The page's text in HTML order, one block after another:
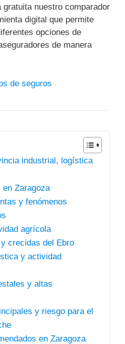
gratuita nuestro comparador
digital que permite
opciones de
de manera
de seguros
industrial, logística
Zaragoza
y fenómenos
agrícola
crecidas del Ebro
y actividad
y altas
y riesgo para el
en Zaragoza